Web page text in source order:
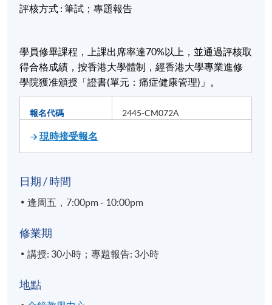
評核方式 :筆試 ；專題報告
學員修畢課程，上課出席率達70%以上，並通過評核取
得合格成績，按香港大學體制，經香港大學專業進修
學院獲准頒授「證書(單元：痛症健康管理) 」。
報名代碼 2445-CM072A
現時接受報名
日期 / 時間
逢周五，7:00pm - 10:00pm
修業期
講授: 30小時；專題報告: 3小時
地點